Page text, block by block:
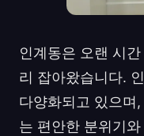
인계동은 오랜 시
리 잡아왔습니다.
다양화되고 있으며
는 편안한 분위기